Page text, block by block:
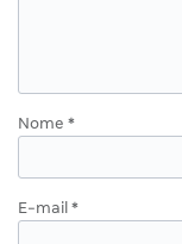
Nome *
E-mail *